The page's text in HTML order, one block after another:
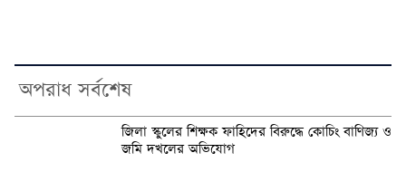
অপরাধ সর্বশেষ
জিলা স্কুলের শিক্ষক ফাহিদের বিরুদ্ধে কোচিং বাণিজ্য ও
জমি দখলের অভিযোগ